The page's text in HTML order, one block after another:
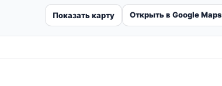
Показать карту Открыть в Google Maps